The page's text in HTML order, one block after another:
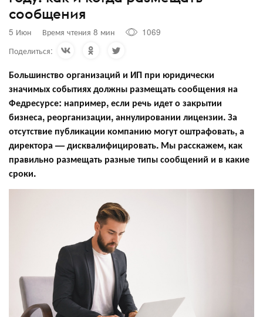
сообщения
5 Июн Время чтения 8 мин
1069
Поделиться:
Большинство организаций и ИП при юридически
значимых событиях должны размещать сообщения на
Федресурсе: например, если речь идет о закрытии
бизнеса, реорганизации, аннулировании лицензии. За
отсутствие публикации компанию могут оштрафовать, а
директора — дисквалифицировать. Мы расскажем, как
правильно размещать разные типы сообщений и в какие
сроки.